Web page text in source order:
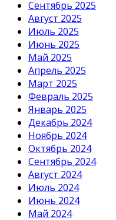
Сентябрь 2025
Август 2025
Июль 2025
Июнь 2025
Май 2025
Апрель 2025
Март 2025
Февраль 2025
Январь 2025
Декабрь 2024
Ноябрь 2024
Октябрь 2024
Сентябрь 2024
Август 2024
Июль 2024
Июнь 2024
Май 2024